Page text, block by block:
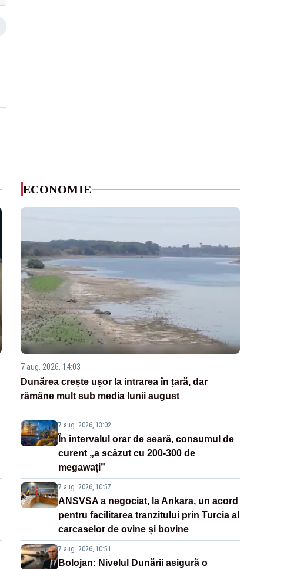
ECONOMIE
7 aug. 2026, 14:03
Dunărea crește ușor la intrarea în țară, dar
rămâne mult sub media lunii august
7 aug. 2026, 13:02
În intervalul orar de seară, consumul de
curent „a scăzut cu 200-300 de
megawați”
7 aug. 2026, 10:57
ANSVSA a negociat, la Ankara, un acord
pentru facilitarea tranzitului prin Turcia al
carcaselor de ovine și bovine
7 aug. 2026, 10:51
Bolojan: Nivelul Dunării asigură o